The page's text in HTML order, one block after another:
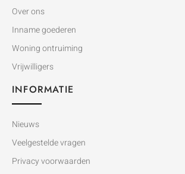
Over ons
Inname goederen
Woning ontruiming
Vrijwilligers
INFORMATIE
Nieuws
Veelgestelde vragen
Privacy voorwaarden